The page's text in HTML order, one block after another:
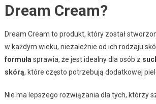
Dream Cream?
Dream Cream to produkt, który został
w każdym wieku, niezależnie od ich rodzaju
formuła sprawia, że jest idealny dla osób z
skórą, które często potrzebują dodatkowej
Nie ma lepszego rozwiązania dla tych, którzy